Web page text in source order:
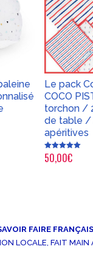
Le pack
COCO
torchon /
de table /
apéritives
Note
5.00
50,00€
FAIRE FRANÇAIS
LOCALE, FAIT MAIN